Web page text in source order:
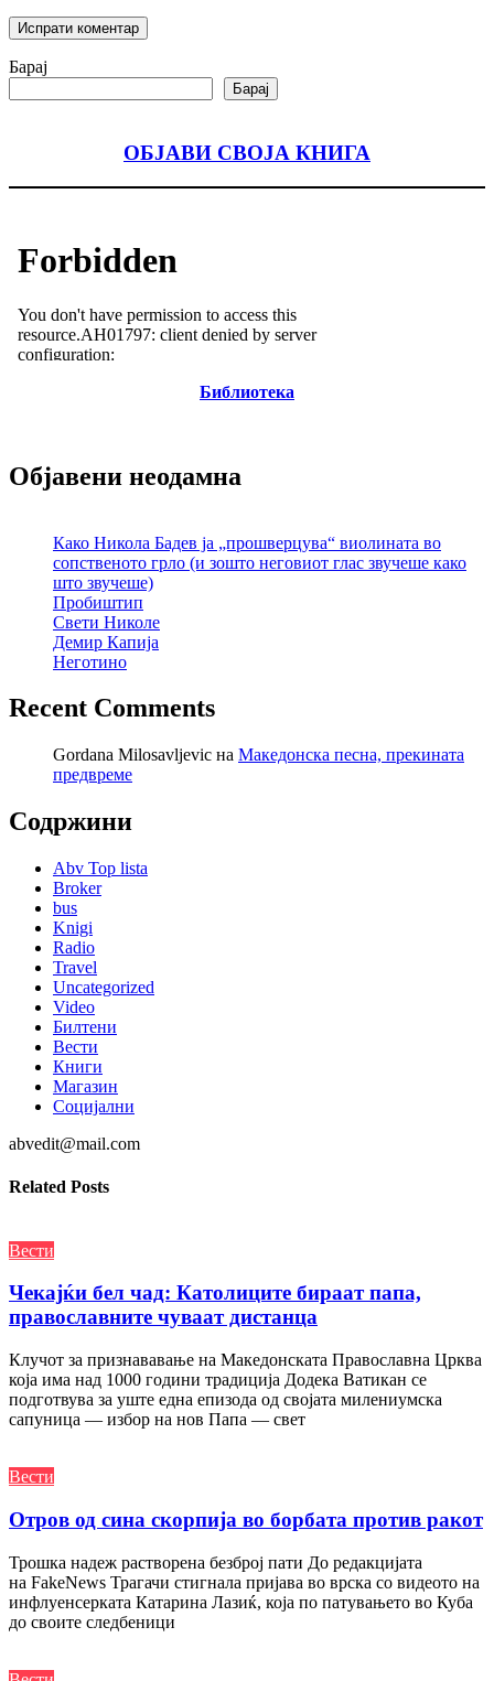
Барај
Барај
ОБЈАВИ СВОЈА КНИГА
Библиотека
Објавени неодамна
Како Никола Бадев ја „прошверцува“ виолината во
сопственото грло (и зошто неговиот глас звучеше како
што звучеше)
Пробиштип
Свети Николе
Демир Капија
Неготино
Recent Comments
Gordana Milosavljevic на Македонска песна, прекината
предвреме
Содржини
Abv Top lista
Broker
bus
Knigi
Radio
Travel
Uncategorized
Video
Билтени
Вести
Книги
Магазин
Социјални
abvedit@mail.com
Related Posts
Вести
Чекајќи бел чад: Католиците бираат папа,
православните чуваат дистанца
Клучот за признававање на Македонската Православна Црква
која има над 1000 години традиција Додека Ватикан се
подготвува за уште една епизода од својата милениумска
сапуница — избор на нов Папа — свет
Вести
Отров од сина скорпија во борбата против ракот
Трошка надеж растворена безброј пати До редакцијата
на FakeNews Трагачи стигнала пријава во врска со видеото на
инфлуенсерката Катарина Лазиќ, која по патувањето во Куба
до своите следбеници